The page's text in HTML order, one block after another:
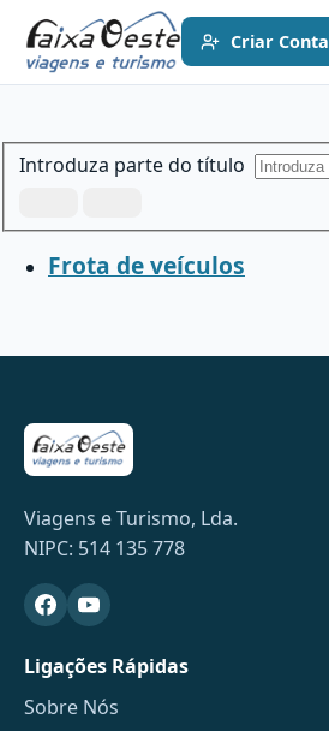
Criar Conta
Introduza parte do título
Frota de veículos
Viagens e Turismo, Lda.
NIPC: 514 135 778
Ligações Rápidas
Sobre Nós